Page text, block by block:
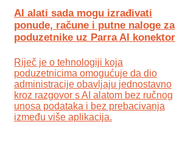
AI alati sada mogu izrađivati
ponude, račune i putne naloge za
poduzetnike uz Parra AI konektor
Riječ je o tehnologiji koja
poduzetnicima omogućuje da dio
administracije obavljaju jednostavno
kroz razgovor s AI alatom bez ručnog
unosa podataka i bez prebacivanja
između više aplikacija.